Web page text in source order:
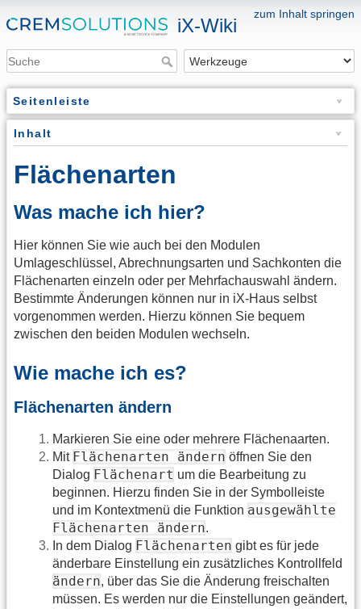
zum Inhalt springen
iX-Wiki
Seitenleiste
Inhalt
Flächenarten
Was mache ich hier?
Hier können Sie wie auch bei den Modulen
Umlageschlüssel, Abrechnungsarten und Sachkonten die
Flächenarten einzeln oder per Mehrfachauswahl ändern.
Bestimmte Änderungen können nur in iX-Haus selbst
vorgenommen werden. Hierzu können Sie bequem
zwischen den beiden Modulen wechseln.
Wie mache ich es?
Flächenarten ändern
Markieren Sie eine oder mehrere Flächenaarten.
Mit Flächenarten ändern öffnen Sie den
Dialog Flächenart um die Bearbeitung zu
beginnen. Hierzu finden Sie in der Symbolleiste
und im Kontextmenü die Funktion ausgewählte
Flächenarten ändern.
In dem Dialog Flächenarten gibt es für jede
änderbare Einstellung ein zusätzliches Kontrollfeld
ändern, über das Sie die Änderung freischalten
müssen. Es werden nur die Einstellungen geändert,